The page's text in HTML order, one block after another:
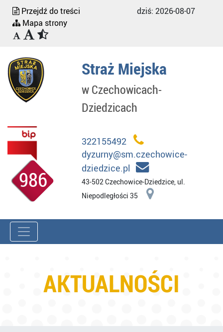
Przejdź do treści
Mapa strony
dziś: 2026-08-07
Straż Miejska
w Czechowicach-
Dziedzicach
986
322155492
dyzurny@sm.czechowice-
dziedzice.pl
43-502 Czechowice-Dziedzice, ul.
Niepodległości 35
AKTUALNOŚCI